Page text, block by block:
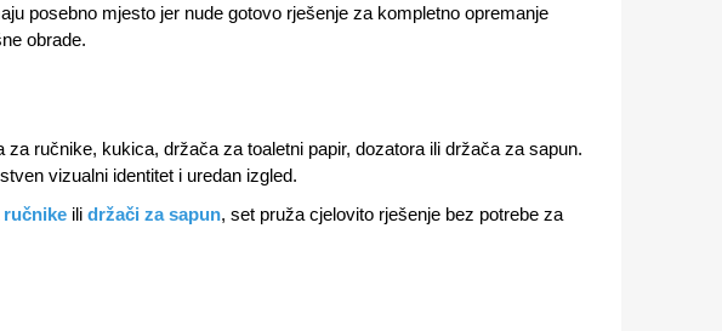
posebno mjesto jer nude gotovo rješenje za kompletno opremanje
obrade.
ručnike, kukica, držača za toaletni papir, dozatora ili držača za sapun.
vizualni identitet i uredan izgled.
ručnikeili držači za sapun, set pruža cjelovito rješenje bez potrebe za